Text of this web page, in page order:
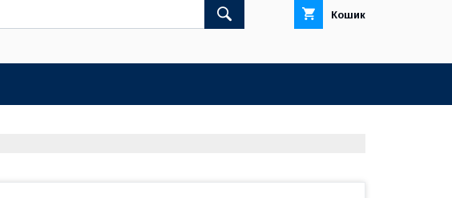
Кошик